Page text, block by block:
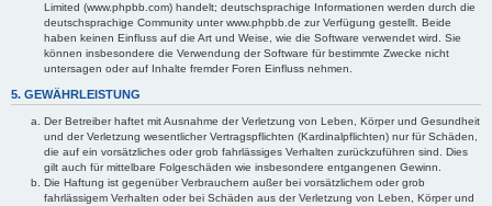
Limited (www.phpbb.com) handelt; deutschsprachige Informationen werden durch die
deutschsprachige Community unter www.phpbb.de zur Verfügung gestellt. Beide
haben keinen Einfluss auf die Art und Weise, wie die Software verwendet wird. Sie
können insbesondere die Verwendung der Software für bestimmte Zwecke nicht
untersagen oder auf Inhalte fremder Foren Einfluss nehmen.
5. GEWÄHRLEISTUNG
Der Betreiber haftet mit Ausnahme der Verletzung von Leben, Körper und Gesundheit
und der Verletzung wesentlicher Vertragspflichten (Kardinalpflichten) nur für Schäden,
die auf ein vorsätzliches oder grob fahrlässiges Verhalten zurückzuführen sind. Dies
gilt auch für mittelbare Folgeschäden wie insbesondere entgangenen Gewinn.
Die Haftung ist gegenüber Verbrauchern außer bei vorsätzlichem oder grob
fahrlässigem Verhalten oder bei Schäden aus der Verletzung von Leben, Körper und